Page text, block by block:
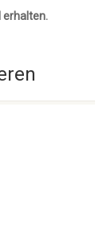
erhalten.